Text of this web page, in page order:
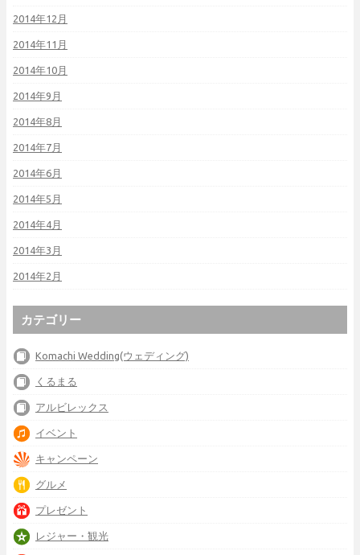
2014年12月
2014年11月
2014年10月
2014年9月
2014年8月
2014年7月
2014年6月
2014年5月
2014年4月
2014年3月
2014年2月
カテゴリー
Komachi Wedding(ウェディング)
くるまる
アルビレックス
イベント
キャンペーン
グルメ
プレゼント
レジャー・観光